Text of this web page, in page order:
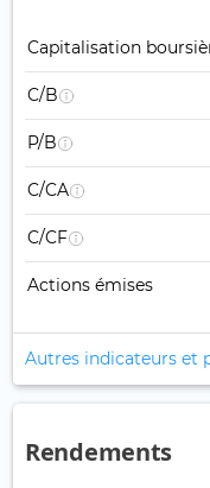
Capitalisation
C/B
P/B
C/CA
C/CF
Actions émises
Autres indicateurs et
Rendements